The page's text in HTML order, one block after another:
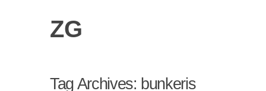
ZG
Tag Archives: bunkeris